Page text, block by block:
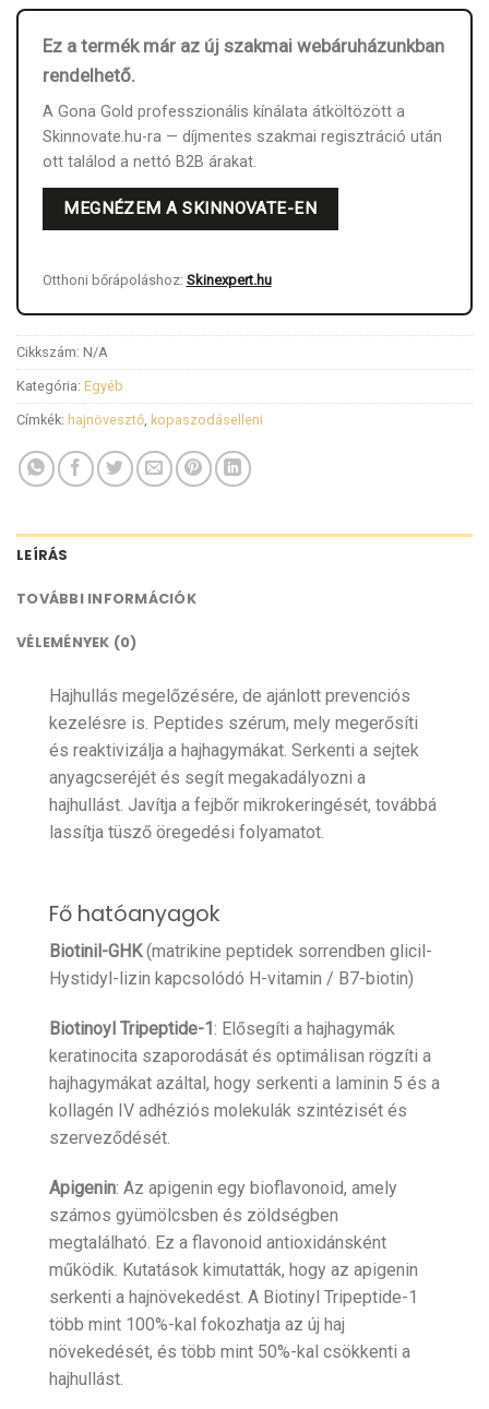
Ez a termék már az új szakmai webáruházunkban
rendelhető.
A Gona Gold professzionális kínálata átköltözött a
Skinnovate.hu-ra — díjmentes szakmai regisztráció után
ott találod a nettó B2B árakat.
MEGNÉZEM A SKINNOVATE-EN
Otthoni bőrápoláshoz: Skinexpert.hu
Cikkszám: N/A
Kategória: Egyéb
Címkék: hajnövesztő kopaszodáselleni
LEÍRÁS
TOVÁBBI INFORMÁCIÓK
VÉLEMÉNYEK (0)
Hajhullás megelőzésére, de ajánlott prevenciós
kezelésre is. Peptides szérum, mely megerősíti
és reaktivizálja a hajhagymákat. Serkenti a sejtek
anyagcseréjét és segít megakadályozni a
hajhullást. Javítja a fejbőr mikrokeringését, továbbá
lassítja tüsző öregedési folyamatot.
Fő hatóanyagok
Biotinil-GHK(matrikine peptidek sorrendben glicil-
Hystidyl-lizin kapcsolódó H-vitamin / B7-biotin)
Biotinoyl Tripeptide-1: Elősegíti a hajhagymák
keratinocita szaporodását és optimálisan rögzíti a
hajhagymákat azáltal, hogy serkenti a laminin 5 és a
kollagén IV adhéziós molekulák szintézisét és
szerveződését.
Apigenin: Az apigenin egy bioflavonoid, amely
számos gyümölcsben és zöldségben
megtalálható. Ez a flavonoid antioxidánsként
működik. Kutatások kimutatták, hogy az apigenin
serkenti a hajnövekedést. A Biotinyl Tripeptide-1
több mint 100%-kal fokozhatja az új haj
növekedését, és több mint 50%-kal csökkenti a
hajhullást.